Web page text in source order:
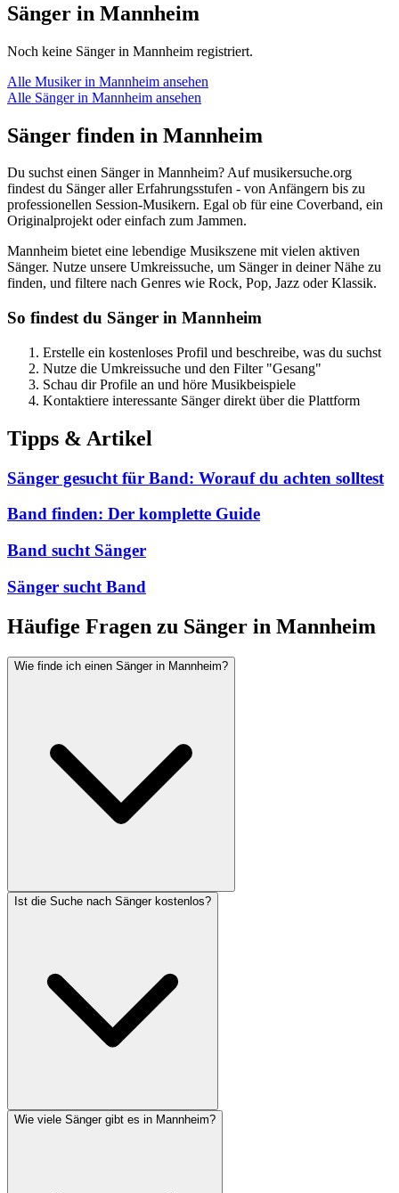
Sänger in Mannheim
Noch keine Sänger in Mannheim registriert.
Alle Musiker in Mannheim ansehen
Alle Sänger in Mannheim ansehen
Sänger finden in Mannheim
Du suchst einen Sänger in Mannheim? Auf musikersuche.org
findest du Sänger aller Erfahrungsstufen - von Anfängern bis zu
professionellen Session-Musikern. Egal ob für eine Coverband, ein
Originalprojekt oder einfach zum Jammen.
Mannheim bietet eine lebendige Musikszene mit vielen aktiven
Sänger. Nutze unsere Umkreissuche, um Sänger in deiner Nähe zu
finden, und filtere nach Genres wie Rock, Pop, Jazz oder Klassik.
So findest du Sänger in Mannheim
Erstelle ein kostenloses Profil und beschreibe, was du suchst
Nutze die Umkreissuche und den Filter "Gesang"
Schau dir Profile an und höre Musikbeispiele
Kontaktiere interessante Sänger direkt über die Plattform
Tipps & Artikel
Sänger gesucht für Band: Worauf du achten solltest
Band finden: Der komplette Guide
Band sucht Sänger
Sänger sucht Band
Häufige Fragen zu Sänger in Mannheim
Wie finde ich einen Sänger in Mannheim?
Ist die Suche nach Sänger kostenlos?
Wie viele Sänger gibt es in Mannheim?